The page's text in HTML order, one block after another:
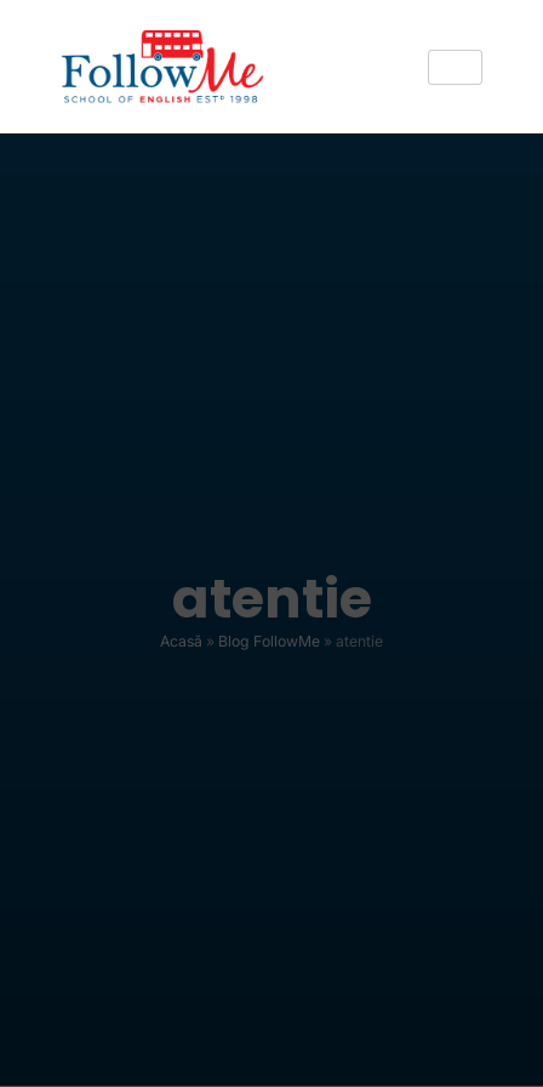
atentie
Acasă » Blog FollowMe » atentie